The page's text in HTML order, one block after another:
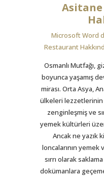
Microsoft Word
Restaurant
Osmanlı Mutfağı,
boyunca yaşamış
mirası. Orta Asya,
ülkeleri lezzetlerinin
zenginleşmiş ve
yemek kültürleri
Ancak ne yazık
loncalarının
sırrı olarak
dokümanlara